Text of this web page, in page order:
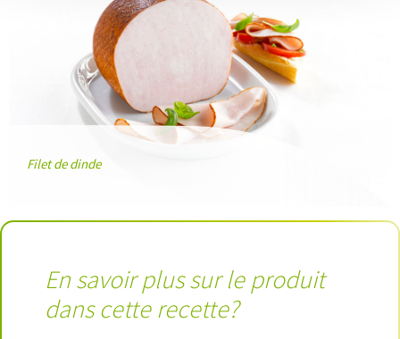
Filet de dinde
En savoir plus sur le produit
dans cette recette?